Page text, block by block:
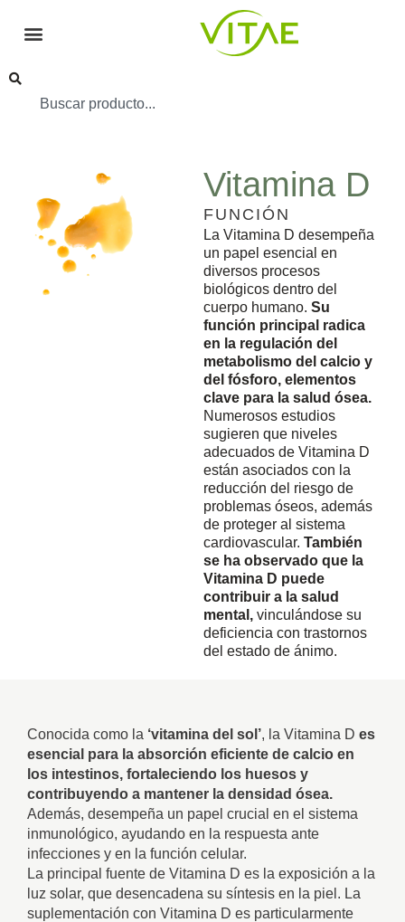
Vitamina D
FUNCIÓN
La Vitamina D desempeña
un papel esencial en
diversos procesos
biológicos dentro del
cuerpo humano. Su
función principal radica
en la regulación del
metabolismo del calcio y
del fósforo, elementos
clave para la salud ósea.
Numerosos estudios
sugieren que niveles
adecuados de Vitamina D
están asociados con la
reducción del riesgo de
problemas óseos, además
de proteger al sistema
cardiovascular. También
se ha observado que la
Vitamina D puede
contribuir a la salud
mental, vinculándose su
deficiencia con trastornos
del estado de ánimo.
Conocida como la ‘vitamina del sol’, la Vitamina D es
esencial para la absorción eficiente de calcio en
los intestinos, fortaleciendo los huesos y
contribuyendo a mantener la densidad ósea.
Además, desempeña un papel crucial en el sistema
inmunológico, ayudando en la respuesta ante
infecciones y en la función celular.
La principal fuente de Vitamina D es la exposición a la
luz solar, que desencadena su síntesis en la piel. La
suplementación con Vitamina D es particularmente